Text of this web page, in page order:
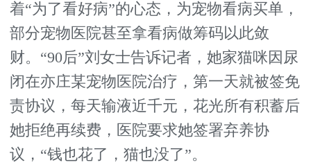
着“为了看好病”的心态，为宠物看病买单，
部分宠物医院甚至拿看病做筹码以此敛
财。“90后”刘女士告诉记者，她家猫咪因尿
闭在亦庄某宠物医院治疗，第一天就被签免
责协议，每天输液近千元，花光所有积蓄后
她拒绝再续费，医院要求她签署弃养协
议，“钱也花了，猫也没了”。